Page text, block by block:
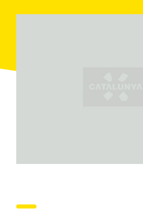
submarina i el Pepita es dedica a